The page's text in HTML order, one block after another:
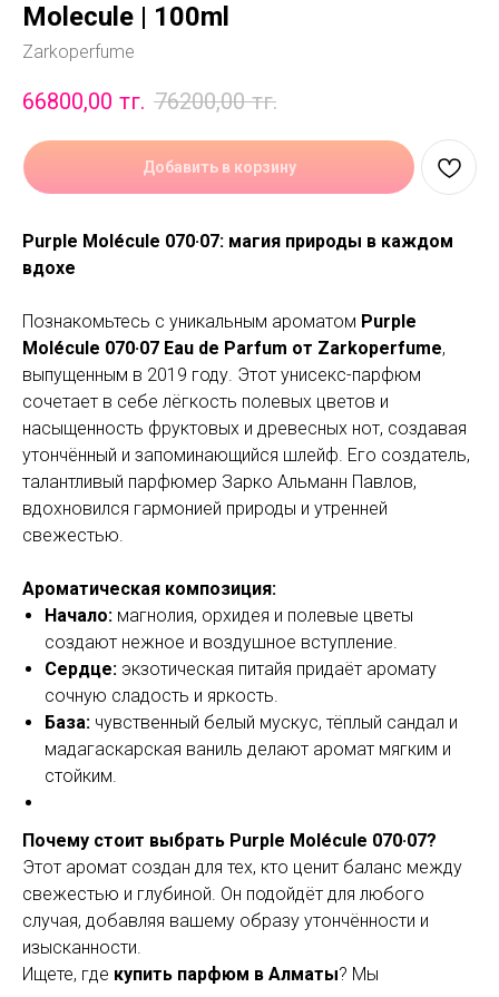
Molecule | 100ml
Zarkoperfume
66800,00 тг. 76200,00 тг.
Добавить в корзину
Purple Molécule 070·07: магия природы в каждом
вдохе
Познакомьтесь с уникальным ароматом Purple
Molécule 070·07 Eau de Parfum от Zarkoperfume,
выпущенным в 2019 году. Этот унисекс-парфюм
сочетает в себе лёгкость полевых цветов и
насыщенность фруктовых и древесных нот, создавая
утончённый и запоминающийся шлейф. Его создатель,
талантливый парфюмер Зарко Альманн Павлов,
вдохновился гармонией природы и утренней
свежестью.
Ароматическая композиция:
Начало: магнолия, орхидея и полевые цветы
создают нежное и воздушное вступление.
Сердце: экзотическая питайя придаёт аромату
сочную сладость и яркость.
База: чувственный белый мускус, тёплый сандал и
мадагаскарская ваниль делают аромат мягким и
стойким.
Почему стоит выбрать Purple Molécule 070·07?
Этот аромат создан для тех, кто ценит баланс между
свежестью и глубиной. Он подойдёт для любого
случая, добавляя вашему образу утончённости и
изысканности.
Ищете, где купить парфюм в Алматы? Мы